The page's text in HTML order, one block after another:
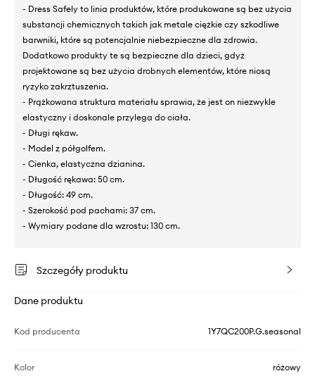
- Dress Safely to linia produktów, które produkowane są bez użycia
substancji chemicznych takich jak metale ciężkie czy szkodliwe
barwniki, które są potencjalnie niebezpieczne dla zdrowia.
Dodatkowo produkty te są bezpieczne dla dzieci, gdyż
projektowane są bez użycia drobnych elementów, które niosą
ryzyko zakrztuszenia.
- Prążkowana struktura materiału sprawia, że jest on niezwykle
elastyczny i doskonale przylega do ciała.
- Długi rękaw.
- Model z półgolfem.
- Cienka, elastyczna dzianina.
- Długość rękawa: 50 cm.
- Długość: 49 cm.
- Szerokość pod pachami: 37 cm.
- Wymiary podane dla wzrostu: 130 cm.
Szczegóły produktu
Dane produktu
Kod producenta 1Y7QC200P.G.seasonal
Kolor różowy